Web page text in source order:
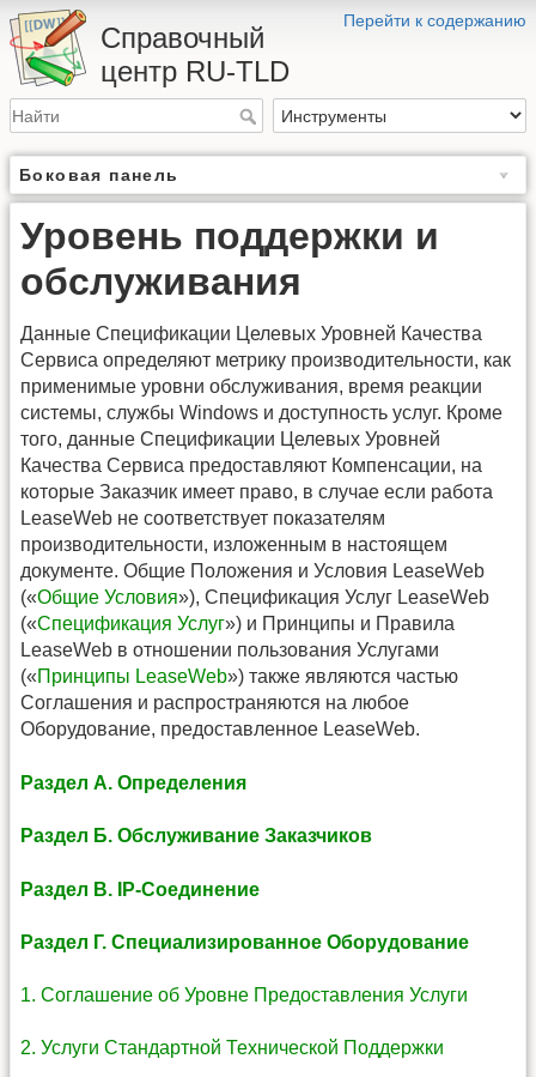
Перейти к содержанию
Справочный
центр RU-TLD
Боковая панель
Уровень поддержки и
обслуживания
Данные Спецификации Целевых Уровней Качества
Сервиса определяют метрику производительности, как
применимые уровни обслуживания, время реакции
системы, службы Windows и доступность услуг. Кроме
того, данные Спецификации Целевых Уровней
Качества Сервиса предоставляют Компенсации, на
которые Заказчик имеет право, в случае если работа
LeaseWeb не соответствует показателям
производительности, изложенным в настоящем
документе. Общие Положения и Условия LeaseWeb
(«Общие Условия»), Спецификация Услуг LeaseWeb
(«Спецификация Услуг») и Принципы и Правила
LeaseWeb в отношении пользования Услугами
(«Принципы LeaseWeb») также являются частью
Соглашения и распространяются на любое
Оборудование, предоставленное LeaseWeb.
Раздел А. Определения
Раздел Б. Обслуживание Заказчиков
Раздел В. IP-Соединение
Раздел Г. Специализированное Оборудование
1. Соглашение об Уровне Предоставления Услуги
2. Услуги Стандартной Технической Поддержки